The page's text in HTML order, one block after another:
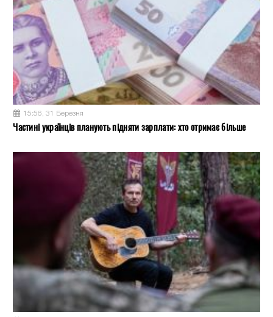
15:56, 31 Березня
Частині українців планують підняти зарплати: хто отримає більше